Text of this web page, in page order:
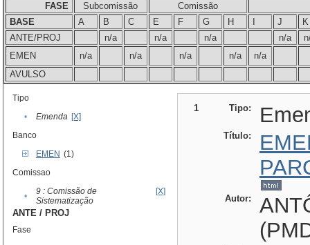
FASE
Subcomissão
Comissão
BASE
A B C E F G H J
K
ANTE/PROJ
n/a n/a n/a n/a
EMEN
n/a n/a n/a n/a
n/a
AVULSO
Tipo
•
Emenda [X]
Banco
EMEN (1)
Comissao
•
9 : Comissão de
Sistematização
[X]
ANTE / PROJ
Fase
1 Tipo:
Título:
Autor: